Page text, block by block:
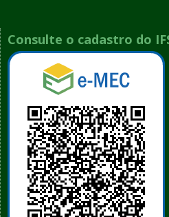
Consulte o cadastro do